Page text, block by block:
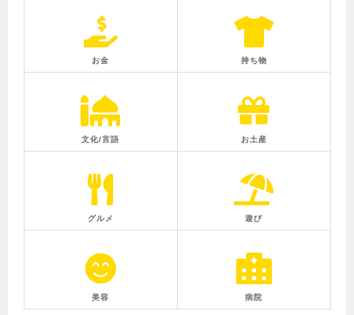
お金 持ち物
文化/言語 お土産
グルメ 遊び
美容 病院